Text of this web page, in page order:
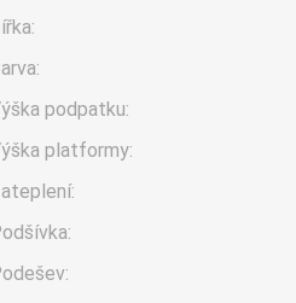
podpatku:
platformy: